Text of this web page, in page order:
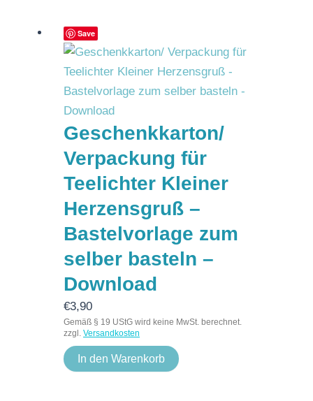
Save
Geschenkkarton/
Verpackung für
Teelichter Kleiner
Herzensgruß –
Bastelvorlage zum
selber basteln –
Download
€3,90
Gemäß § 19 UStG wird keine MwSt. berechnet.
zzgl. Versandkosten
In den Warenkorb